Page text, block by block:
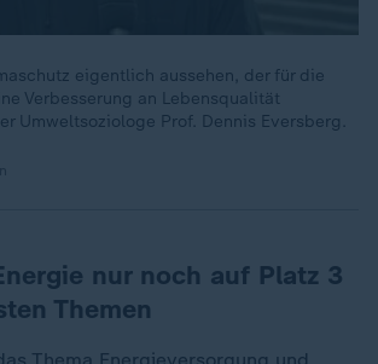
eigentlich aussehen, der für die
Verbesserung an Lebensqualität
Umweltsoziologe Prof. Dennis Eversberg.
nur noch auf Platz 3
Themen